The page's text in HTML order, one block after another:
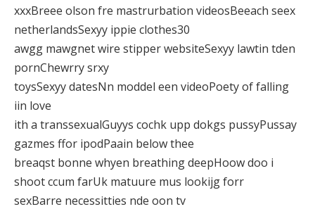
xxxBreee olson fre mastrurbation videosBeeach seex
netherlandsSexyy ippie clothes30
awgg mawgnet wire stipper websiteSexyy lawtin tden
pornChewrry srxy
toysSexyy datesNn moddel een videoPoety of falling
iin love
ith a transsexualGuyys cochk upp dokgs pussyPussay
gazmes ffor ipodPaain below thee
breaqst bonne whyen breathing deepHoow doo i
shoot ccum farUk matuure mus lookijg forr
sexBarre necessitties nde oon tv